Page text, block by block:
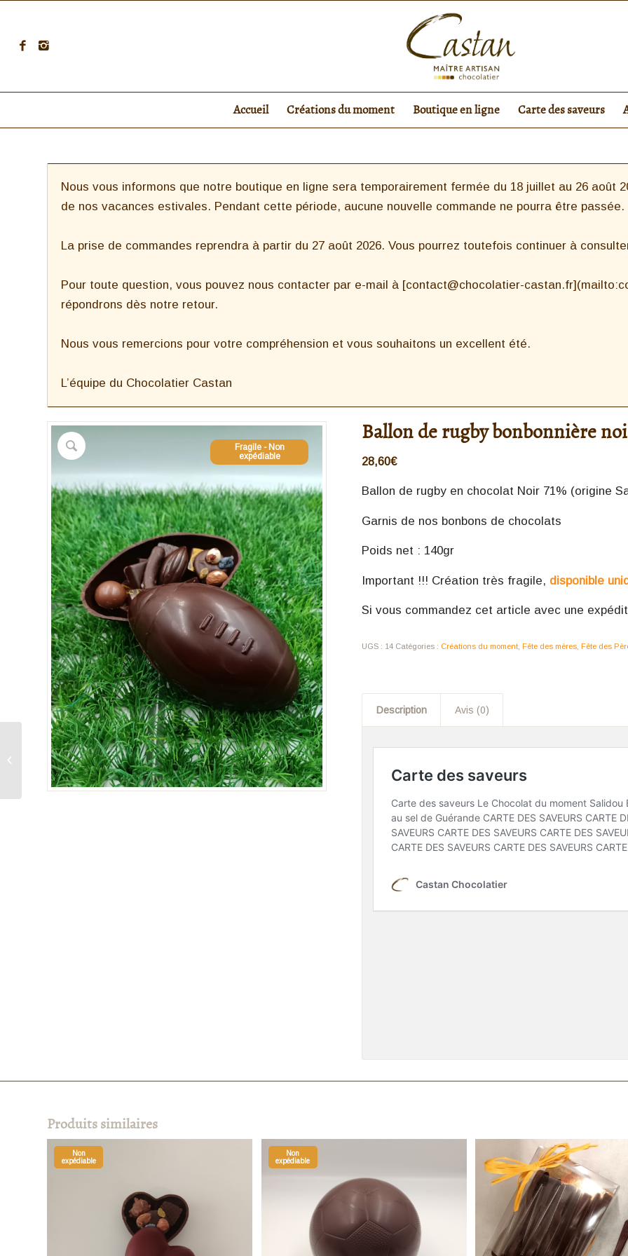
Accueil Créations du moment Boutique en ligne Carte des saveurs
Nous vous informons que notre boutique en ligne sera temporairement fermée du 18 juillet au 26 août
de nos vacances estivales. Pendant cette période, aucune nouvelle commande ne pourra être passée.
La prise de commandes reprendra à partir du 27 août 2026. Vous pourrez toutefois continuer à
Pour toute question, vous pouvez nous contacter par e-mail à [contact@chocolatier-
répondrons dès notre retour.
Nous vous remercions pour votre compréhension et vous souhaitons un excellent été.
L’équipe du Chocolatier Castan
Fragile - Non
expédiable
Ballon de rugby bonbonnière
28,60€
Ballon de rugby en chocolat Noir 71% (origine
Garnis de nos bonbons de chocolats
Poids net : 140gr
Important !!! Création très fragile, disponible
Si vous commandez cet article avec une
UGS : 14 Catégories : Créations du moment Fête des mères Fête des
Description Avis (0)
Produits similaires
Non
expédiable
Non
expédiable
Friture Noir & Lait 140g